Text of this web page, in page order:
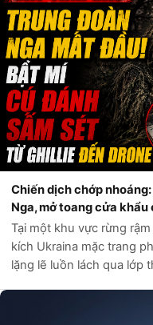
Chiến dịch chớp
Nga, mở toang cửa
Tại một khu vực rừng
kích Ukraina mặc trang
lặng lẽ luồn lách qua lớp